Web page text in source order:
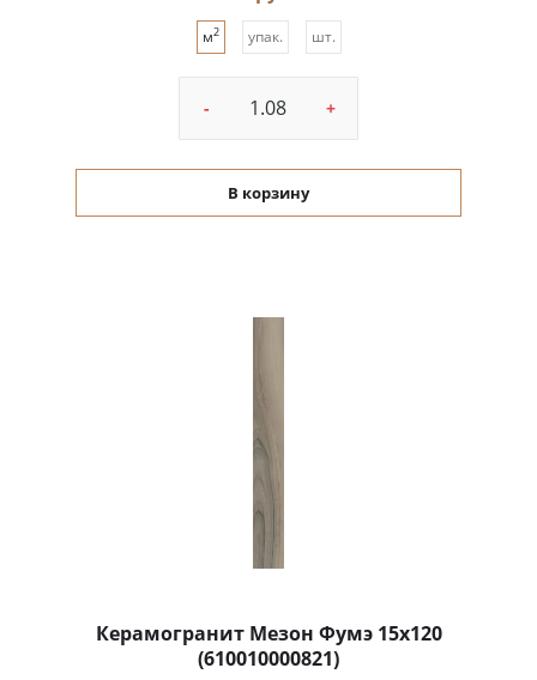
м2 упак. шт.
- +
В корзину
Керамогранит Мезон Фумэ 15x120
(610010000821)